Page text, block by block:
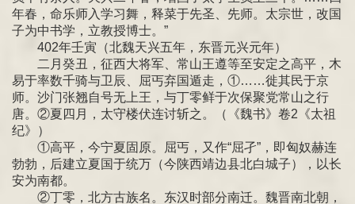
年春，命乐师入学习舞，释菜于先圣、先师。太宗世，改国
子为中书学，立教授博士。”
402年壬寅（北魏天兴五年，东晋元兴元年）
二月癸丑，征西大将军、常山王遵等至安定之高平，木
易于率数千骑与卫辰、屈丐弃国遁走，①……徙其民于京
师。沙门张翘自号无上王，与丁零鲜于次保聚党常山之行
唐。②夏四月，太守楼伏连讨斩之。（《魏书》卷2《太祖
纪》）
①高平，今宁夏固原。屈丐，又作“屈孑”，即匈奴赫连
勃勃，后建立夏国于统万（今陕西靖边县北白城子），以长
安为南都。
②丁零，北方古族名。东汉时部分南迁。魏晋南北朝，